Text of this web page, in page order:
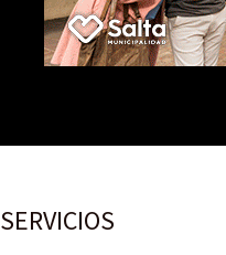
SERVICIOS